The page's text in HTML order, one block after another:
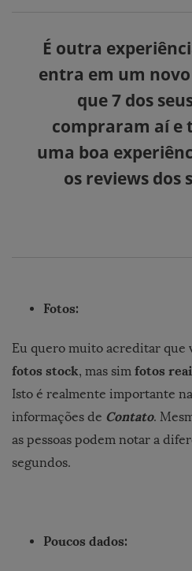
É outra
entra em um
que 7 dos
compraram aí e
uma boa
os reviews dos
Fotos:
Eu quero muito acreditar que
fotos stock, mas sim fotos
Isto é realmente importante
informações de Contato.
as pessoas podem notar a
segundos.
Poucos dados: